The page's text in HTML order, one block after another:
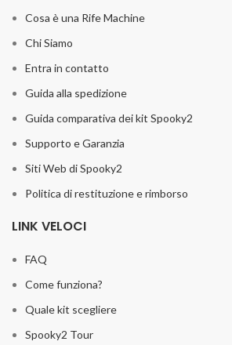
Cosa è una Rife Machine
Chi Siamo
Entra in contatto
Guida alla spedizione
Guida comparativa dei kit Spooky2
Supporto e Garanzia
Siti Web di Spooky2
Politica di restituzione e rimborso
LINK VELOCI
FAQ
Come funziona?
Quale kit scegliere
Spooky2 Tour